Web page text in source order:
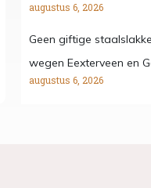
augustus 6, 2026
Geen giftige
wegen Eexterveen en
augustus 6, 2026